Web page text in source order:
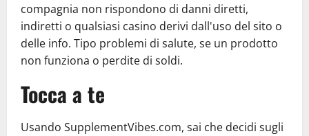
compagnia non rispondono di danni diretti,
indiretti o qualsiasi casino derivi dall'uso del sito o
delle info. Tipo problemi di salute, se un prodotto
non funziona o perdite di soldi.
Tocca a te
Usando SupplementVibes.com, sai che decidi sugli